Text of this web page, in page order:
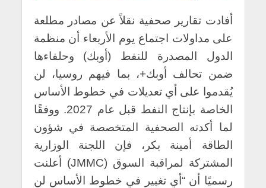
أفادت تقارير صحفية نقلاً عن مصادر مطلعة
على مداولات اجتماع يوم الأربعاء أن منظمة
الدول المصدرة للنفط (أوبك) وحلفاءها
ضمن تحالف أوبك+، بما فيهم روسيا، لن
يُقدموا على أي تعديلات في خطوط الأساس
الخاصة بإنتاج النفط قبل عام 2027. ووفقًا
لما أكدته الصحفية المتخصصة في شؤون
الطاقة أمينة بكر، فإن اللجنة الوزارية
المشتركة لمراقبة السوق (JMMC) أعلنت
رسميًا أن “أي تغيير في خطوط الأساس لن